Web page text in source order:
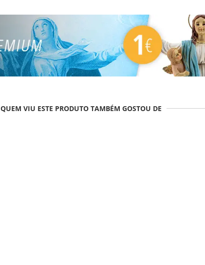
QUEM VIU ESTE PRODUTO TAMBÉM GOSTOU DE